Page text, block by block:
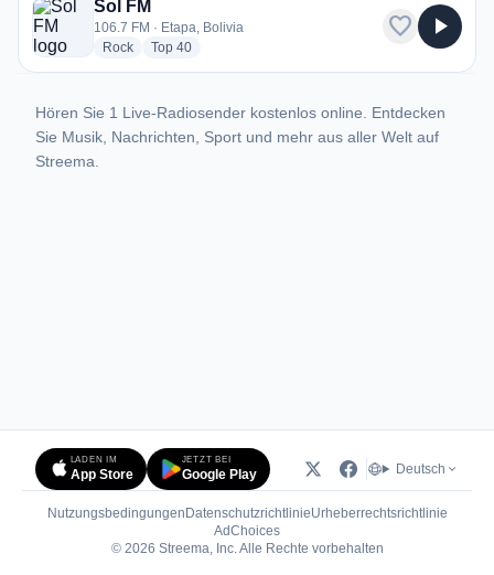
Sol FM
106.7 FM · Etapa, Bolivia
Rockradio stations
Top 40radio stations
favorite play_arrow
Hören Sie 1 Live-Radiosender kostenlos online. Entdecken
Sie Musik, Nachrichten, Sport und mehr aus aller Welt auf
Streema.
LADEN IM
App Store
JETZT BEI
Google Play Deutsch
Nutzungsbedingungen DatenschutzrichtlinieUrheberrechtsrichtlinie
AdChoices(öffnet in neuem Tab)
© 2026 Streema, Inc. Alle Rechte vorbehalten